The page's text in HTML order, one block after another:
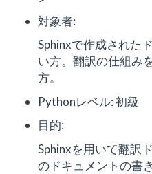
対象者:
Sphinxで作成された
い方。翻訳の仕組み
方。
Pythonレベル: 初級
目的:
Sphinxを用いて翻訳
のドキュメントの書